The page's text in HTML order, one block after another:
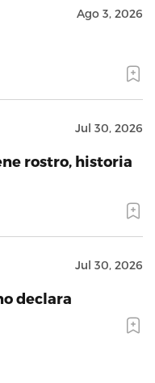
Ago 3, 2026
Jul 30, 2026
rostro, historia
Jul 30, 2026
declara